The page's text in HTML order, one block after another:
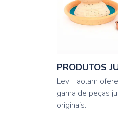
PRODUTOS
Lev Haolam
gama de peças
originais.